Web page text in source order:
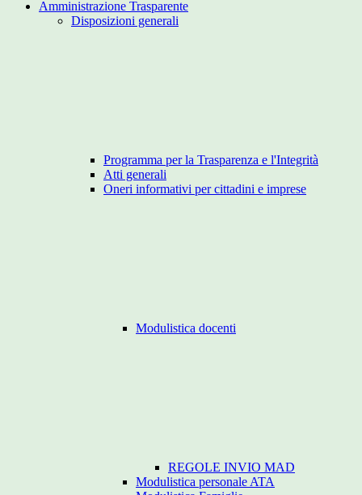
Amministrazione Trasparente
Disposizioni generali
Programma per la Trasparenza e l'Integrità
Atti generali
Oneri informativi per cittadini e imprese
Modulistica docenti
REGOLE INVIO MAD
Modulistica personale ATA